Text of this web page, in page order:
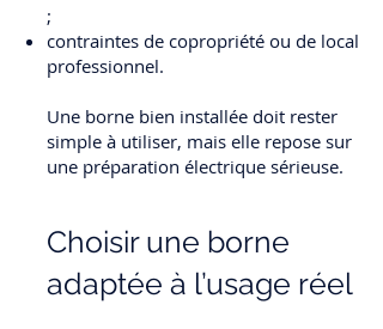
;
contraintes de copropriété ou de local
professionnel.
Une borne bien installée doit rester
simple à utiliser, mais elle repose sur
une préparation électrique sérieuse.
Choisir une borne
adaptée à l’usage réel